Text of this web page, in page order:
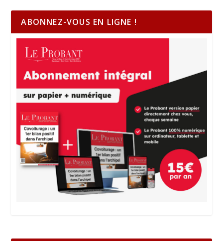
ABONNEZ-VOUS EN LIGNE !